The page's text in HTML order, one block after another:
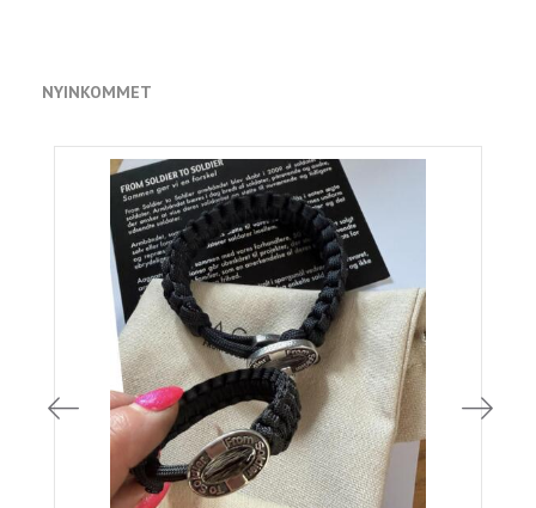
NYINKOMMET